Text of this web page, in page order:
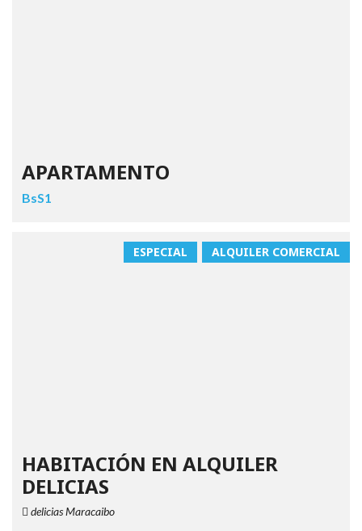
APARTAMENTO
BsS1
ALQUILER COMERCIAL
ESPECIAL
HABITACIÓN EN ALQUILER
DELICIAS
delicias Maracaibo